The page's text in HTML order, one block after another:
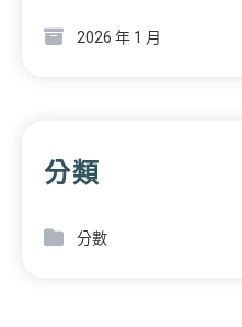
2026 年 1 月
分類
分數